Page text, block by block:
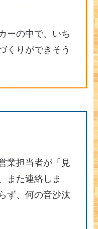
ーの中で、いち
くりができそう
業担当者が「見
また連絡しま
ず、何の音沙汰